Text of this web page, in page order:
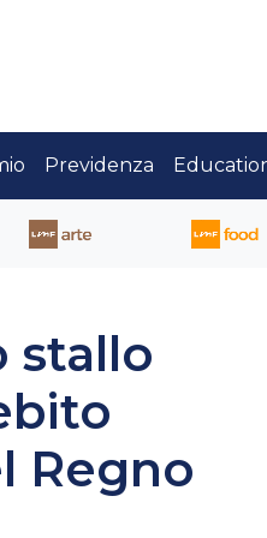
Previdenza
stallo
Regno